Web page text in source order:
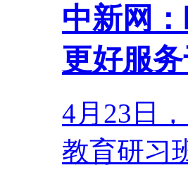
中新网
更好服
4月23日
教育研习